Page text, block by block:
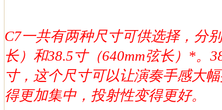
C7一共有两种尺寸可供选择，分
长）和38.5寸（640mm弦长）*。
寸，这个尺寸可以让演奏手感大
得更加集中，投射性变得更好。